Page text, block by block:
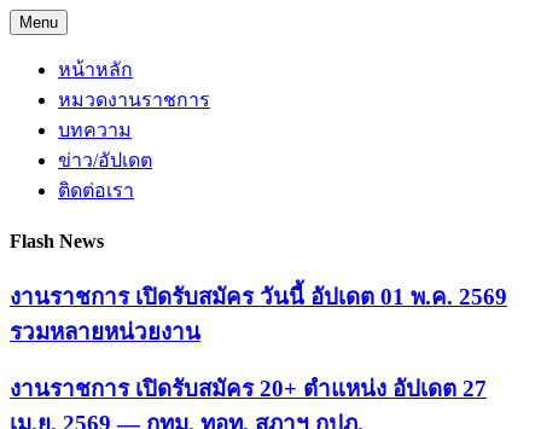
Skip
to
content
Menu
หน้าหลัก
หมวดงานราชการ
บทความ
ข่าว/อัปเดต
ติดต่อเรา
Flash News
งานราชการ เปิดรับสมัคร วันนี้ อัปเดต 01 พ.ค. 2569
รวมหลายหน่วยงาน
งานราชการ เปิดรับสมัคร 20+ ตำแหน่ง อัปเดต 27
เม.ย. 2569 — กทม. ทอท. สภาฯ กปภ.